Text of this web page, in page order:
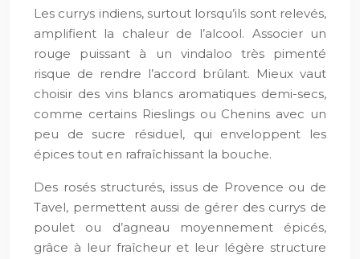
Les currys indiens, surtout lorsqu’ils sont relevés,
amplifient la chaleur de l’alcool. Associer un
rouge puissant à un vindaloo très pimenté
risque de rendre l’accord brûlant. Mieux vaut
choisir des vins blancs aromatiques demi-secs,
comme certains Rieslings ou Chenins avec un
peu de sucre résiduel, qui enveloppent les
épices tout en rafraîchissant la bouche.
Des rosés structurés, issus de Provence ou de
Tavel, permettent aussi de gérer des currys de
poulet ou d’agneau moyennement épicés,
grâce à leur fraîcheur et leur légère structure